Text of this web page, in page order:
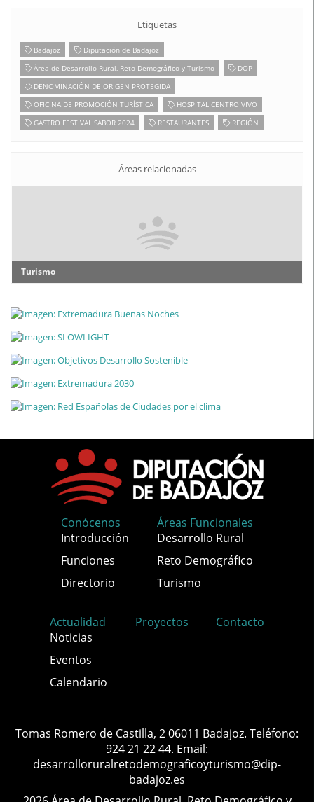
Etiquetas
Badajoz
Diputación de Badajoz
Área de Desarrollo Rural, Reto Demográfico y Turismo
DOP
DENOMINACIÓN DE ORIGEN PROTEGIDA
OFICINA DE PROMOCIÓN TURÍSTICA
HOSPITAL CENTRO VIVO
GASTRO FESTIVAL SABOR 2024
RESTAURANTES REGIÓN
Áreas relacionadas
Turismo
Conócenos
Introducción
Funciones
Directorio
Áreas Funcionales
Desarrollo Rural
Reto Demográfico
Turismo
Actualidad
Noticias
Eventos
Calendario
Proyectos Contacto
Tomas Romero de Castilla, 2 06011 Badajoz. Teléfono:
924 21 22 44. Email:
desarrolloruralretodemograficoyturismo@dip-
badajoz.es